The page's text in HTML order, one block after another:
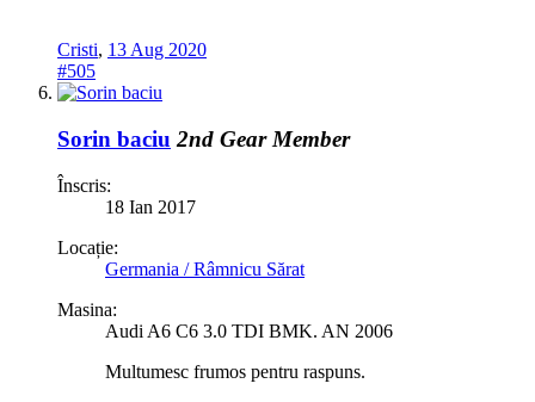
Cristi, 13 Aug 2020
#505
Sorin baciu 2nd Gear Member
Înscris:
18 Ian 2017
Locație:
Germania / Râmnicu Sărat
Masina:
Audi A6 C6 3.0 TDI BMK. AN 2006
Multumesc frumos pentru raspuns.